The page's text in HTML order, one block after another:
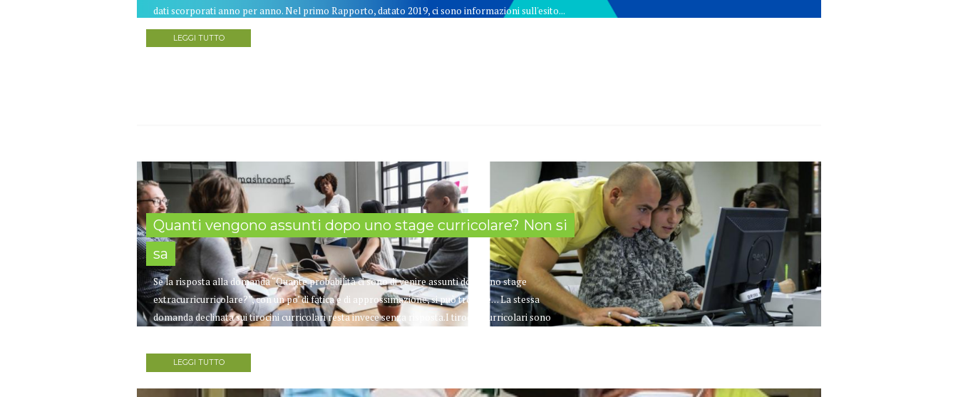
dati scorporati anno per anno. Nel primo Rapporto, datato 2019, ci sono informazioni sull'esito...
LEGGI TUTTO
Quanti vengono assunti dopo uno stage curricolare? Non si
sa
Se la risposta alla domanda “Quante probabilità ci sono di venire assunti dopo uno stage
extracurricurricolare?”, con un po’ di fatica e di approssimazione, si può trovare… La stessa
domanda declinata sui tirocini curricolari resta invece senza risposta.I tirocini curricolari sono
LEGGI TUTTO